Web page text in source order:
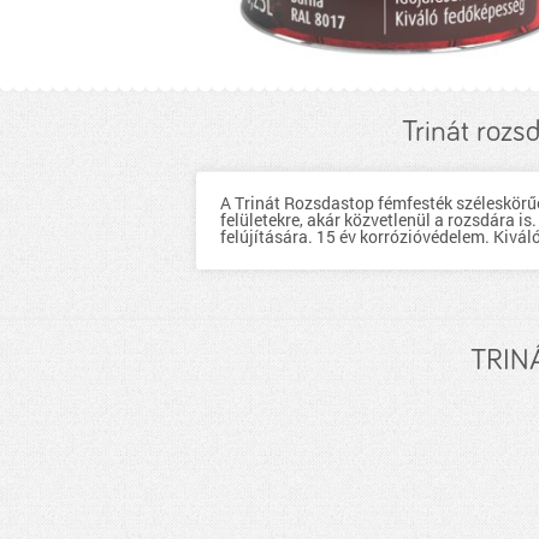
Trinát
A Trinát Rozsdastop fémfesték
felületekre, akár közvetlenül a rozsdára
felújítására. 15 év korrózióvédelem.